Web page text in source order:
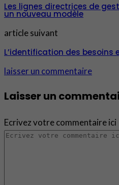
Les lignes directrices de
un nouveau modèle
article suivant
L’identification des besoins
laisser un commentaire
Laisser un
Ecrivez votre commentaire ici